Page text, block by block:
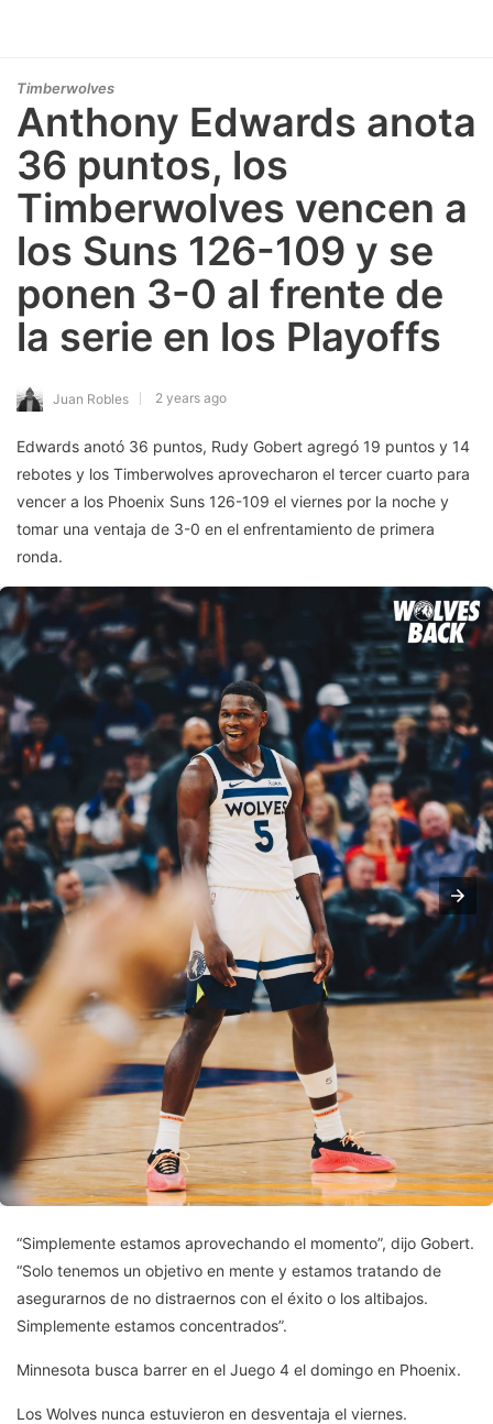
Timberwolves
Anthony Edwards anota
36 puntos, los
Timberwolves vencen a
los Suns 126-109 y se
ponen 3-0 al frente de
la serie en los Playoffs
Juan Robles 2 years ago
Edwards anotó 36 puntos, Rudy Gobert agregó 19 puntos y 14
rebotes y los Timberwolves aprovecharon el tercer cuarto para
vencer a los Phoenix Suns 126-109 el viernes por la noche y
tomar una ventaja de 3-0 en el enfrentamiento de primera
ronda.
“Simplemente estamos aprovechando el momento”, dijo Gobert.
“Solo tenemos un objetivo en mente y estamos tratando de
asegurarnos de no distraernos con el éxito o los altibajos.
Simplemente estamos concentrados”.
Minnesota busca barrer en el Juego 4 el domingo en Phoenix.
Los Wolves nunca estuvieron en desventaja el viernes.